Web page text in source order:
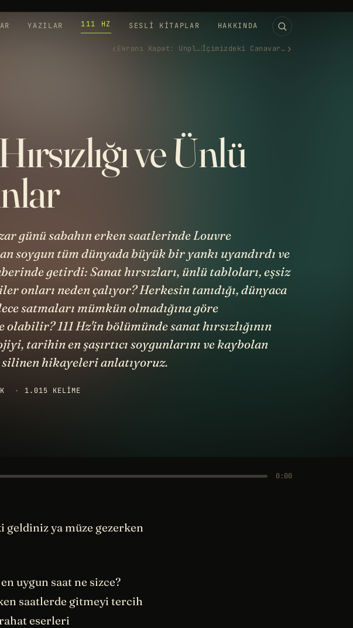
YAZILAR 111 HZ SESLI KITAPLAR HAKKINDA
‹ Ekranı Kapat: Unplugged Akımı İçimizdeki Canavar ve Mesih K… ›
ve Ünlü
günü sabahın erken saatlerinde Louvre
soygun tüm dünyada büyük bir yankı uyandırdı ve
getirdi: Sanat hırsızları, ünlü tabloları, eşsiz
onları neden çalıyor? Herkesin tanıdığı, dünyaca
satmaları mümkün olmadığına göre
olabilir? 111 Hz'in bölümünde sanat hırsızlığının
tarihin en şaşırtıcı soygunlarını ve kaybolan
hikayeleri anlatıyoruz.
· 1.015 KELIME
0:00
geldiniz ya müze gezerken
uygun saat ne sizce?
saatlerde gitmeyi tercih
eserleri